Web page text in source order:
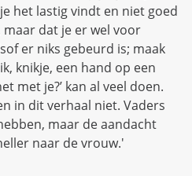
het lastig vindt en niet goed
maar dat je er wel voor
er niks gebeurd is; maak
knikje, een hand op een
met je?’ kan al veel doen.
in dit verhaal niet. Vaders
maar de aandacht
naar de vrouw.'